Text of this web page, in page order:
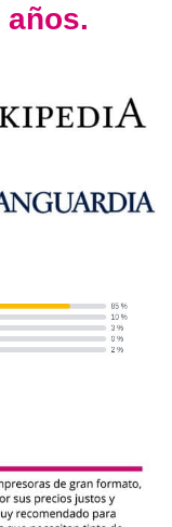
años.